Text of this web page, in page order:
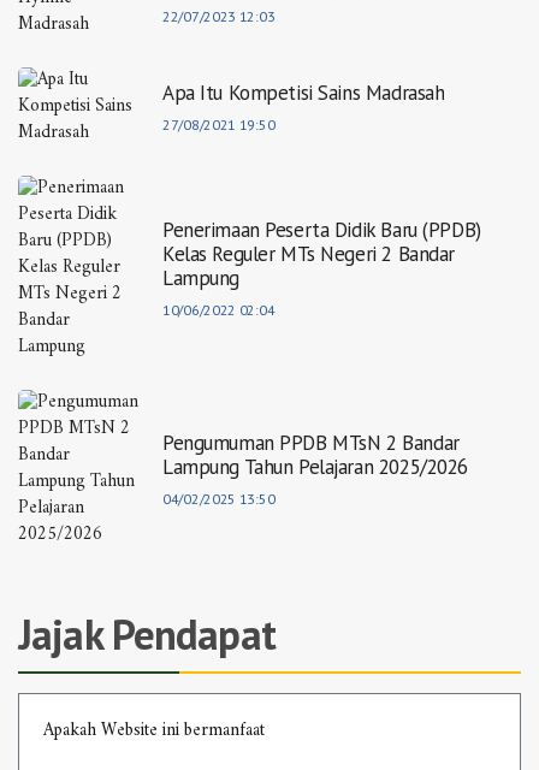
22/07/2023 12:03
Apa Itu Kompetisi Sains Madrasah
27/08/2021 19:50
Penerimaan Peserta Didik Baru (PPDB)
Kelas Reguler MTs Negeri 2 Bandar
Lampung
10/06/2022 02:04
Pengumuman PPDB MTsN 2 Bandar
Lampung Tahun Pelajaran 2025/2026
04/02/2025 13:50
Jajak Pendapat
Apakah Website ini bermanfaat